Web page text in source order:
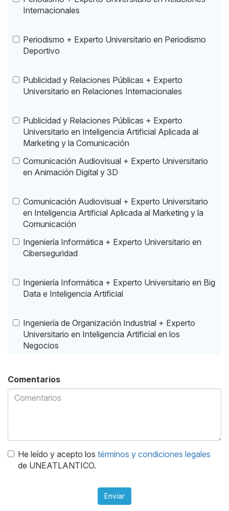
Internacionales
Periodismo + Experto Universitario en Periodismo
Deportivo
Publicidad y Relaciones Públicas + Experto
Universitario en Relaciones Internacionales
Publicidad y Relaciones Públicas + Experto
Universitario en Inteligencia Artificial Aplicada al
Marketing y la Comunicación
Comunicación Audiovisual + Experto Universitario
en Animación Digital y 3D
Comunicación Audiovisual + Experto Universitario
en Inteligencia Artificial Aplicada al Marketing y la
Comunicación
Ingeniería Informática + Experto Universitario en
Ciberseguridad
Ingeniería Informática + Experto Universitario en Big
Data e Inteligencia Artificial
Ingeniería de Organización Industrial + Experto
Universitario en Inteligencia Artificial en los
Negocios
Comentarios
He leído y acepto los términos y condiciones legales
de UNEATLANTICO.
Enviar